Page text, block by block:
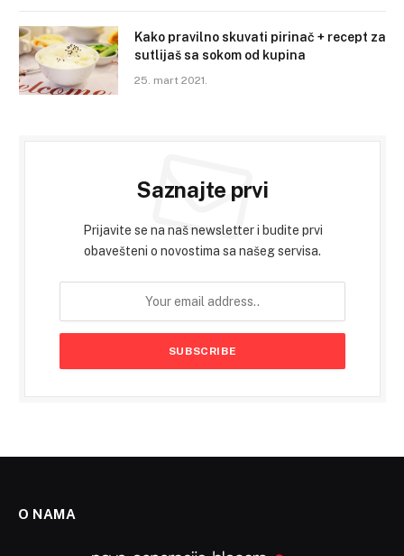
Kako pravilno skuvati pirinač + recept za
sutlijaš sa sokom od kupina
25. mart 2021.
Saznajte prvi
Prijavite se na naš newsletter i budite prvi
obavešteni o novostima sa našeg servisa.
O NAMA